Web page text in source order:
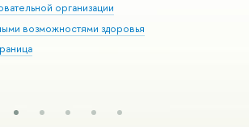
организации
возможностями здоровья